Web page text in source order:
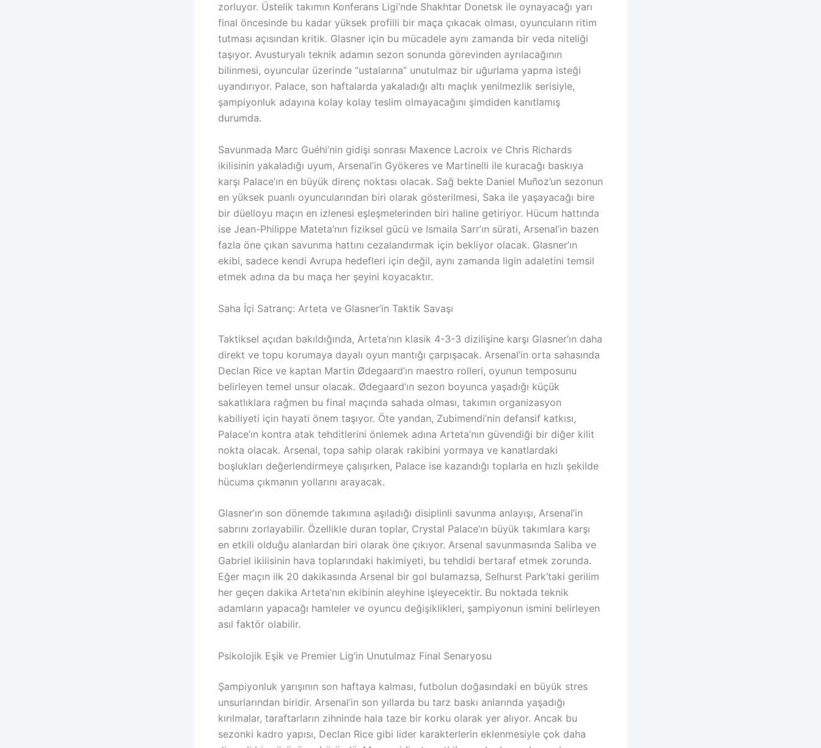
zorluyor. Üstelik takımın Konferans Ligi’nde Shakhtar Donetsk ile oynayacağı yarı
final öncesinde bu kadar yüksek profilli bir maça çıkacak olması, oyuncuların ritim
tutması açısından kritik. Glasner için bu mücadele aynı zamanda bir veda niteliği
taşıyor. Avusturyalı teknik adamın sezon sonunda görevinden ayrılacağının
bilinmesi, oyuncular üzerinde “ustalarına” unutulmaz bir uğurlama yapma isteği
uyandırıyor. Palace, son haftalarda yakaladığı altı maçlık yenilmezlik serisiyle,
şampiyonluk adayına kolay kolay teslim olmayacağını şimdiden kanıtlamış
durumda.
Savunmada Marc Guéhi’nin gidişi sonrası Maxence Lacroix ve Chris Richards
ikilisinin yakaladığı uyum, Arsenal’in Gyökeres ve Martinelli ile kuracağı baskıya
karşı Palace’ın en büyük direnç noktası olacak. Sağ bekte Daniel Muñoz’un sezonun
en yüksek puanlı oyuncularından biri olarak gösterilmesi, Saka ile yaşayacağı bire
bir düelloyu maçın en izlenesi eşleşmelerinden biri haline getiriyor. Hücum hattında
ise Jean-Philippe Mateta’nın fiziksel gücü ve Ismaila Sarr’ın sürati, Arsenal’in bazen
fazla öne çıkan savunma hattını cezalandırmak için bekliyor olacak. Glasner’ın
ekibi, sadece kendi Avrupa hedefleri için değil, aynı zamanda ligin adaletini temsil
etmek adına da bu maça her şeyini koyacaktır.
Saha İçi Satranç: Arteta ve Glasner’in Taktik Savaşı
Taktiksel açıdan bakıldığında, Arteta’nın klasik 4-3-3 dizilişine karşı Glasner’ın daha
direkt ve topu korumaya dayalı oyun mantığı çarpışacak. Arsenal’in orta sahasında
Declan Rice ve kaptan Martin Ødegaard’ın maestro rolleri, oyunun temposunu
belirleyen temel unsur olacak. Ødegaard’ın sezon boyunca yaşadığı küçük
sakatlıklara rağmen bu final maçında sahada olması, takımın organizasyon
kabiliyeti için hayati önem taşıyor. Öte yandan, Zubimendi’nin defansif katkısı,
Palace’ın kontra atak tehditlerini önlemek adına Arteta’nın güvendiği bir diğer kilit
nokta olacak. Arsenal, topa sahip olarak rakibini yormaya ve kanatlardaki
boşlukları değerlendirmeye çalışırken, Palace ise kazandığı toplarla en hızlı şekilde
hücuma çıkmanın yollarını arayacak.
Glasner’ın son dönemde takımına aşıladığı disiplinli savunma anlayışı, Arsenal’in
sabrını zorlayabilir. Özellikle duran toplar, Crystal Palace’ın büyük takımlara karşı
en etkili olduğu alanlardan biri olarak öne çıkıyor. Arsenal savunmasında Saliba ve
Gabriel ikilisinin hava toplarındaki hakimiyeti, bu tehdidi bertaraf etmek zorunda.
Eğer maçın ilk 20 dakikasında Arsenal bir gol bulamazsa, Selhurst Park’taki gerilim
her geçen dakika Arteta’nın ekibinin aleyhine işleyecektir. Bu noktada teknik
adamların yapacağı hamleler ve oyuncu değişiklikleri, şampiyonun ismini belirleyen
asıl faktör olabilir.
Psikolojik Eşik ve Premier Lig’in Unutulmaz Final Senaryosu
Şampiyonluk yarışının son haftaya kalması, futbolun doğasındaki en büyük stres
unsurlarından biridir. Arsenal’in son yıllarda bu tarz baskı anlarında yaşadığı
kırılmalar, taraftarların zihninde hala taze bir korku olarak yer alıyor. Ancak bu
sezonki kadro yapısı, Declan Rice gibi lider karakterlerin eklenmesiyle çok daha